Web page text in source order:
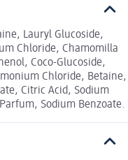
Lauryl Glucoside,
Chloride, Chamomilla
Coco-Glucoside,
Chloride, Betaine,
Citric Acid, Sodium
Sodium Benzoate.